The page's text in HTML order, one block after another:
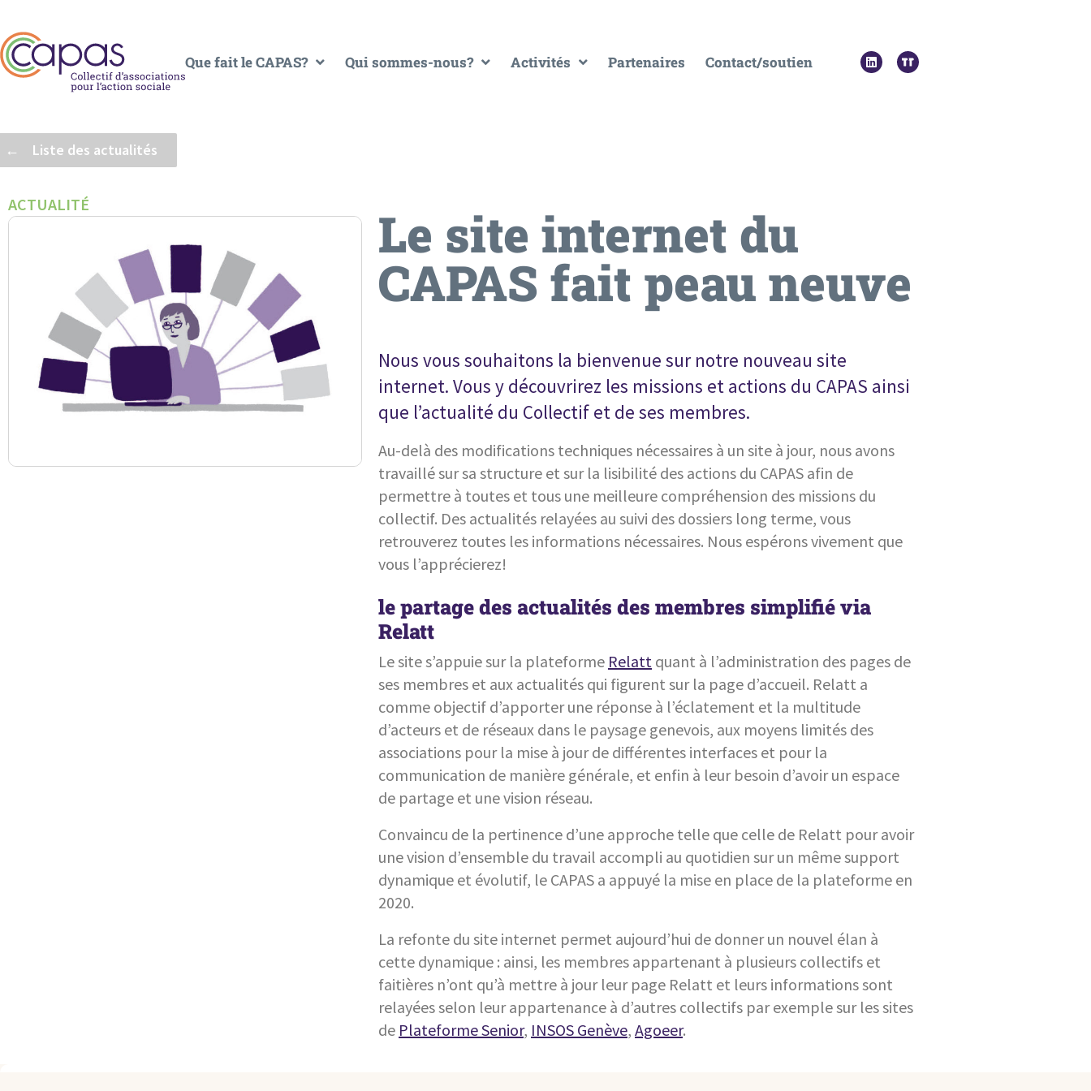
Que fait le CAPAS? Qui sommes-nous? Activités Partenaires Contact/soutien
← Liste des actualités
ACTUALITÉ Le site internet du
CAPAS fait peau neuve
Nous vous souhaitons la bienvenue sur notre nouveau site
internet. Vous y découvrirez les missions et actions du CAPAS ainsi
que l’actualité du Collectif et de ses membres.
Au-delà des modifications techniques nécessaires à un site à jour, nous avons
travaillé sur sa structure et sur la lisibilité des actions du CAPAS afin de
permettre à toutes et tous une meilleure compréhension des missions du
collectif. Des actualités relayées au suivi des dossiers long terme, vous
retrouverez toutes les informations nécessaires. Nous espérons vivement que
vous l’apprécierez!
le partage des actualités des membres simplifié via
Relatt
Le site s’appuie sur la plateforme Relatt quant à l’administration des pages de
ses membres et aux actualités qui figurent sur la page d’accueil. Relatt a
comme objectif d’apporter une réponse à l’éclatement et la multitude
d’acteurs et de réseaux dans le paysage genevois, aux moyens limités des
associations pour la mise à jour de différentes interfaces et pour la
communication de manière générale, et enfin à leur besoin d’avoir un espace
de partage et une vision réseau.
Convaincu de la pertinence d’une approche telle que celle de Relatt pour avoir
une vision d’ensemble du travail accompli au quotidien sur un même support
dynamique et évolutif, le CAPAS a appuyé la mise en place de la plateforme en
2020.
La refonte du site internet permet aujourd’hui de donner un nouvel élan à
cette dynamique : ainsi, les membres appartenant à plusieurs collectifs et
faitières n’ont qu’à mettre à jour leur page Relatt et leurs informations sont
relayées selon leur appartenance à d’autres collectifs par exemple sur les sites
de Plateforme Senior, INSOS Genève, Agoeer.